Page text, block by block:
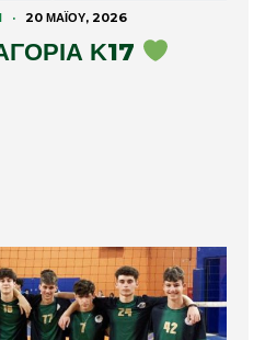
· 20 ΜΑΪ́ΟΥ, 2026
Κ17